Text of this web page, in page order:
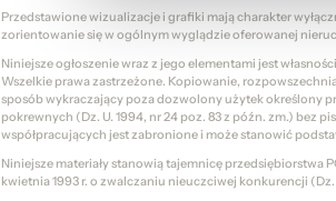
Przedstawione wizualizacje i grafiki mają charakter
zorientowanie się w ogólnym wyglądzie oferowanej
Niniejsze ogłoszenie wraz z jego elementami jest
Wszelkie prawa zastrzeżone. Kopiowanie,
sposób wykraczający poza dozwolony użytek określony
pokrewnych (Dz. U. 1994, nr 24 poz. 83 z późn. zm.) bez
współpracujących jest zabronione i może stanowić
Niniejsze materiały stanowią tajemnicę przedsiębiorstwa
kwietnia 1993 r. o zwalczaniu nieuczciwej konkurencji (Dz.